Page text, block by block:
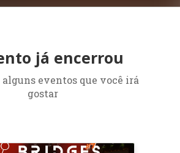
já encerrou
alguns eventos que você irá
gostar